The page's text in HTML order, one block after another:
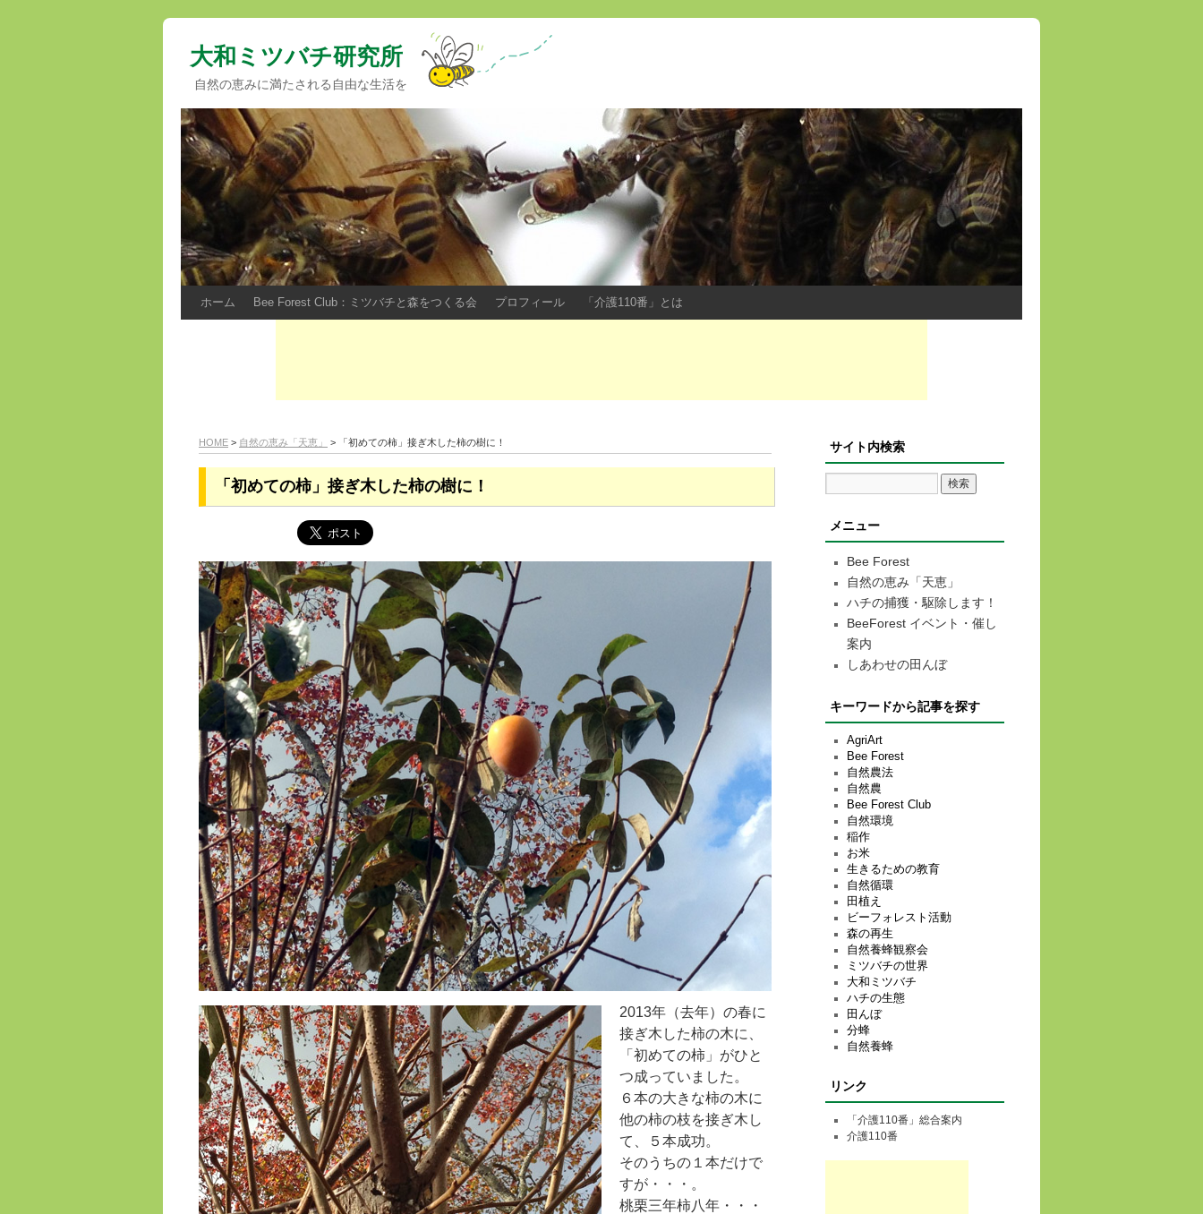
大和ミツバチ研究所
自然の恵みに満たされる自由な生活を
ホーム Bee Forest Club：ミツバチと森をつくる会 プロフィール 「介護110番」とは
HOME > 自然の恵み「天恵」 > 「初めての柿」接ぎ木した柿の樹に！
「初めての柿」接ぎ木した柿の樹に！
2013年（去年）の春に
接ぎ木した柿の木に、
「初めての柿」がひと
つ成っていました。
６本の大きな柿の木に
他の柿の枝を接ぎ木し
て、５本成功。
そのうちの１本だけで
すが・・・。
桃栗三年柿八年・・・
サイト内検索
メニュー
Bee Forest
自然の恵み「天恵」
ハチの捕獲・駆除します！
BeeForest イベント・催し
案内
しあわせの田んぼ
キーワードから記事を探す
AgriArt
Bee Forest
自然農法
自然農
Bee Forest Club
自然環境
稲作
お米
生きるための教育
自然循環
田植え
ビーフォレスト活動
森の再生
自然養蜂観察会
ミツバチの世界
大和ミツバチ
ハチの生態
田んぼ
分蜂
自然養蜂
リンク
「介護110番」総合案内
介護110番